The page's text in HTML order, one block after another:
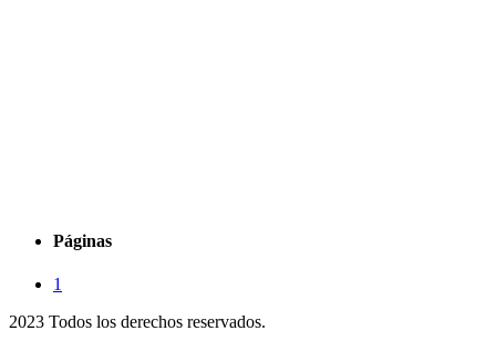
Páginas
1
2023 Todos los derechos reservados.